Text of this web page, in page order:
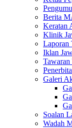
Berita
Keratan
Klinik
Laporan
Iklan
Tawaran
Galeri
Soalan
Wadah